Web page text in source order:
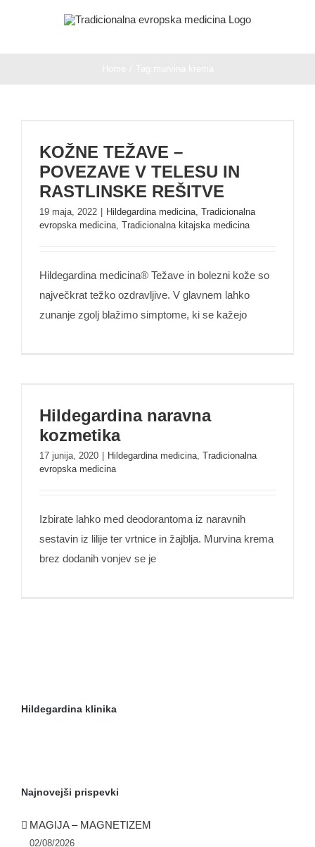
RASTLINSKE REŠITVE
KOŽNE TEŽAVE –
POVEZAVE V TELESU IN
RASTLINSKE REŠITVE
19 maja, 2022 Hildegardina medicina, Tradicionalna
evropska medicina, Tradicionalna kitajska medicina
Hildegardina medicina® Težave in bolezni kože so
največkrat težko ozdravljive. V glavnem lahko
zunanje zgolj blažimo simptome, ki se kažejo
Hildegardina naravna kozmetika
Hildegardina naravna
kozmetika
17 junija, 2020 Hildegardina medicina, Tradicionalna
evropska medicina
Izbirate lahko med deodorantoma iz naravnih
sestavin iz lilije ter vrtnice in žajblja. Murvina krema
brez dodanih vonjev se je
Hildegardina klinika
Najnovejši prispevki
MAGIJA – MAGNETIZEM
02/08/2026